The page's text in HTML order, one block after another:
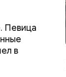
Певица
в